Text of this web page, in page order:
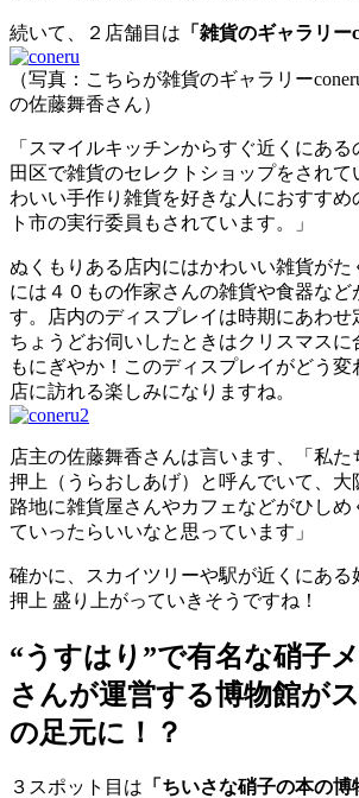
続いて、２店舗目は 「雑貨のギャラリー
（写真：こちらが雑貨のギャラリー
の佐藤舞香さん）
「スマイルキッチンからすぐ近くにある
田区で雑貨のセレクトショップをされ
わいい手作り雑貨を好きな人におすすめ
ト市の実行委員もされています。」
ぬくもりある店内にはかわいい雑貨がた
には４０もの作家さんの雑貨や食器など
す。店内のディスプレイは時期にあわせ
ちょうどお伺いしたときはクリスマスに
もにぎやか！このディスプレイがどう
店に訪れる楽しみになりますね。
店主の佐藤舞香さんは言います、「私た
押上（うらおしあげ）と呼んでいて、大
路地に雑貨屋さんやカフェなどがひしめ
ていったらいいなと思っています」
確かに、スカイツリーや駅が近くにある
押上 盛り上がっていきそうですね！
“うすはり”で有名な硝子
さんが運営する博物館が
の足元に！？
３スポット目は 「ちいさな硝子の本の博